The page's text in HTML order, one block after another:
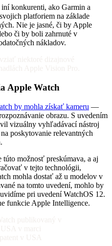
konkurenti, ako Garmin a
platforiem na základe
Nie je jasné, či by Apple
či by boli zahrnuté v
nákladov.
Apple Watch
by mohla získať kameru —
obrazu. S uvedením
vizuálny vyhľadávací nástroj
poskytovanie relevantných
túto možnosť preskúmava, a aj
v tejto technológii,
mohla dostať až u modelov v
na tomto uvedení, mohlo by
pri uvedení WatchOS 12.
funkcie Apple Intelligence.